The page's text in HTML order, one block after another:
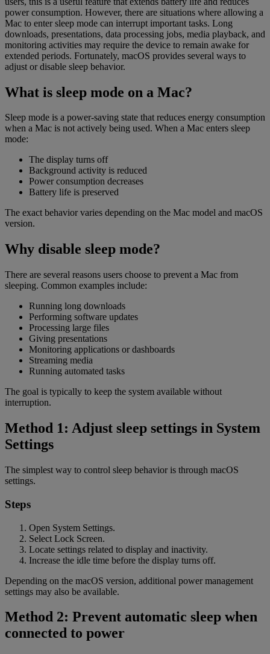
power consumption. However, there are situations where allowing a
Mac to enter sleep mode can interrupt important tasks. Long
downloads, presentations, data processing jobs, media playback, and
monitoring activities may require the device to remain awake for
extended periods. Fortunately, macOS provides several ways to
adjust or disable sleep behavior.
What is sleep mode on a Mac?
Sleep mode is a power-saving state that reduces energy consumption
when a Mac is not actively being used. When a Mac enters sleep
mode:
The display turns off
Background activity is reduced
Power consumption decreases
Battery life is preserved
The exact behavior varies depending on the Mac model and macOS
version.
Why disable sleep mode?
There are several reasons users choose to prevent a Mac from
sleeping. Common examples include:
Running long downloads
Performing software updates
Processing large files
Giving presentations
Monitoring applications or dashboards
Streaming media
Running automated tasks
The goal is typically to keep the system available without
interruption.
Method 1: Adjust sleep settings in System
Settings
The simplest way to control sleep behavior is through macOS
settings.
Steps
Open System Settings.
Select Lock Screen.
Locate settings related to display and inactivity.
Increase the idle time before the display turns off.
Depending on the macOS version, additional power management
settings may also be available.
Method 2: Prevent automatic sleep when
connected to power